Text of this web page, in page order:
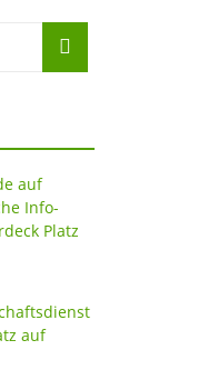
auf
Info-
Platz
auf